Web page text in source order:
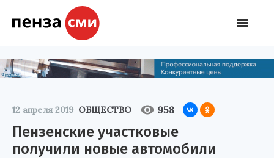
12 апреля 2019 ОБЩЕСТВО 958
Пензенские участковые
получили новые автомобили